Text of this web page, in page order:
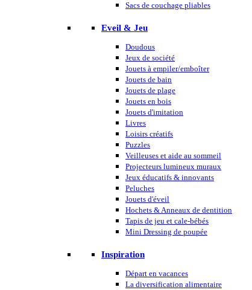
Sacs de couchage pliables
Eveil & Jeu
Doudous
Jeux de société
Jouets à empiler/emboîter
Jouets de bain
Jouets de plage
Jouets en bois
Jouets d'imitation
Livres
Loisirs créatifs
Puzzles
Veilleuses et aide au sommeil
Projecteurs lumineux muraux
Jeux éducatifs & innovants
Peluches
Jouets d'éveil
Hochets & Anneaux de dentition
Tapis de jeu et cale-bébés
Mini Dressing de poupée
Inspiration
Départ en vacances
La diversification alimentaire